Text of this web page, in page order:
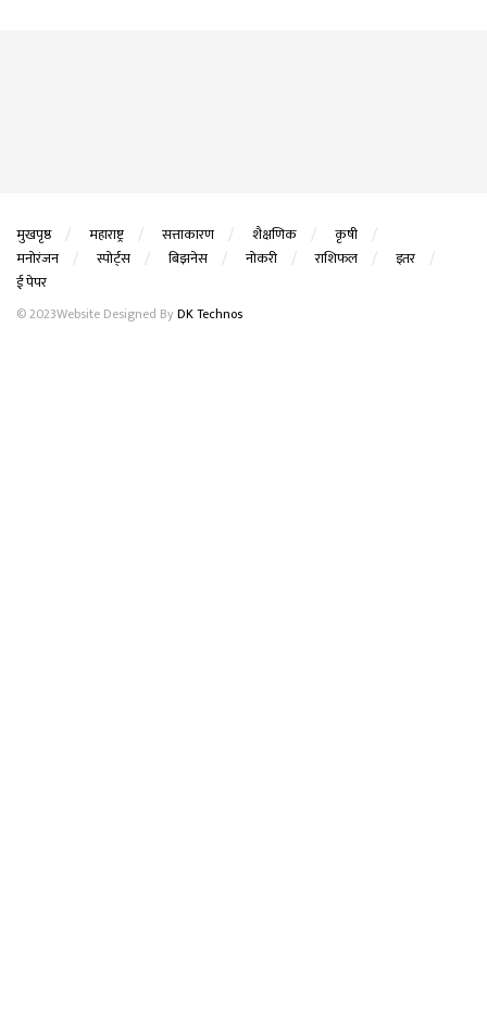
मुखपृष्ठ महाराष्ट्र सत्ताकारण शैक्षणिक
कृषी
मनोरंजन
स्पोर्ट्स बिझनेस नोकरी राशिफल
इतर
ई पेपर
© 2023Website Designed ByDK Technos